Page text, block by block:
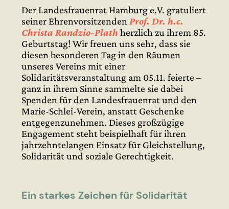
Der Landesfrauenrat Hamburg e.V. gratuliert
seiner Ehrenvorsitzenden Prof. Dr. h.c.
Christa Randzio-Plathherzlich zu ihrem 85.
Geburtstag! Wir freuen uns sehr, dass sie
diesen besonderen Tag in den Räumen
unseres Vereins mit einer
Solidaritätsveranstaltung am 05.11. feierte –
ganz in ihrem Sinne sammelte sie dabei
Spenden für den Landesfrauenrat und den
Marie-Schlei-Verein, anstatt Geschenke
entgegenzunehmen. Dieses großzügige
Engagement steht beispielhaft für ihren
jahrzehntelangen Einsatz für Gleichstellung,
Solidarität und soziale Gerechtigkeit.
Ein starkes Zeichen für Solidarität